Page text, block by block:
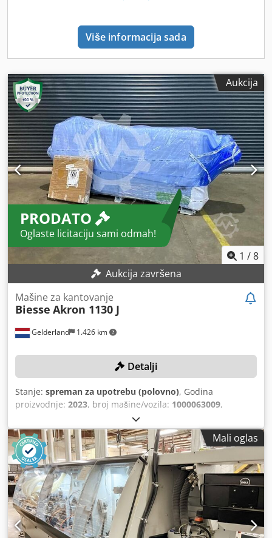
Više informacija sada
Aukcija
PRODATO
Oglaste licitaciju sami odmah!
1 /8
Aukcija završena
Gelderland 1.426 km
Mašine za kantovanje
Biesse Akron 1130 J
Detalji
Stanje: spreman za upotrebu (polovno), Godina
proizvodnje: 2023, broj mašine/vozila: 1000063009,
potpuno funkcionalan
(maks.):5 mm, transportna dužina:3.800 mm, transportna
širina:700 mm , transportna visina:1.700 mm, TEHNIČKI
DETALJI Broj jedinica: 5 Maks. debljina trake za kantovanje:
5 mm Maks. debljina panela: 50 mm DETALJI MAŠINE
Dokumentacija dostupna: Ne CE oznaka prisutna: Da
Serijski broj: 1000063009 Napon: 400 V Potrošnja struje:
12,3 A Snaga: 6,8 kW Chedow Tzifepfx Ai Sja Transportne
dimenzije: 3.800 mm x 700 mm x 1.700 mm (d x š x v)
Transportna težina: 1.000 kg Transportnih paketa: 1
Mali oglas